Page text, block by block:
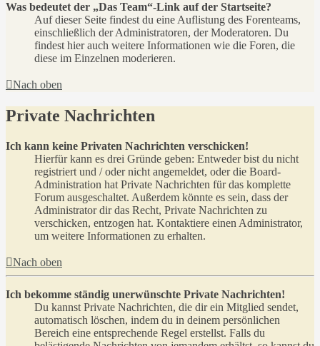
Was bedeutet der „Das Team“-Link auf der Startseite?
Auf dieser Seite findest du eine Auflistung des Forenteams,
einschließlich der Administratoren, der Moderatoren. Du
findest hier auch weitere Informationen wie die Foren, die
diese im Einzelnen moderieren.
Nach oben
Private Nachrichten
Ich kann keine Privaten Nachrichten verschicken!
Hierfür kann es drei Gründe geben: Entweder bist du nicht
registriert und / oder nicht angemeldet, oder die Board-
Administration hat Private Nachrichten für das komplette
Forum ausgeschaltet. Außerdem könnte es sein, dass der
Administrator dir das Recht, Private Nachrichten zu
verschicken, entzogen hat. Kontaktiere einen Administrator,
um weitere Informationen zu erhalten.
Nach oben
Ich bekomme ständig unerwünschte Private Nachrichten!
Du kannst Private Nachrichten, die dir ein Mitglied sendet,
automatisch löschen, indem du in deinem persönlichen
Bereich eine entsprechende Regel erstellst. Falls du